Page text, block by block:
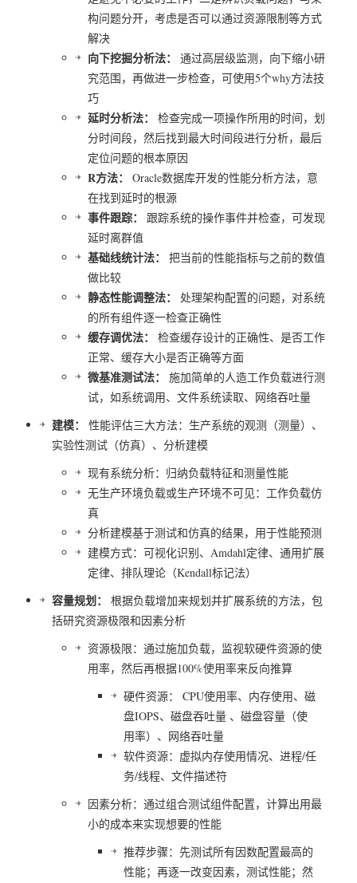
构问题分开，考虑是否可以通过资源限制等方式
解决
向下挖掘分析法：
通过高层级监测，向下缩小研
究范围，再做进一步检查，可使用5个why方法技
巧
延时分析法：
检查完成一项操作所用的时间，划
分时间段，然后找到最大时间段进行分析，最后
定位问题的根本原因
R方法：
Oracle数据库开发的性能分析方法，意
在找到延时的根源
事件跟踪：
跟踪系统的操作事件并检查，可发现
延时离群值
基础线统计法：
把当前的性能指标与之前的数值
做比较
静态性能调整法：
处理架构配置的问题，对系统
的所有组件逐一检查正确性
缓存调优法：
检查缓存设计的正确性、是否工作
正常、缓存大小是否正确等方面
微基准测试法：
施加简单的人造工作负载进行测
试，如系统调用、文件系统读取、网络吞吐量
建模：
性能评估三大方法：生产系统的观测（测量）、
实验性测试（仿真）、分析建模
现有系统分析：归纳负载特征和测量性能
无生产环境负载或生产环境不可见：工作负载仿
真
分析建模基于测试和仿真的结果，用于性能预测
建模方式：可视化识别、Amdahl定律、通用扩展
定律、排队理论（Kendall标记法）
容量规划：
根据负载增加来规划并扩展系统的方法，包
括研究资源极限和因素分析
资源极限：通过施加负载，监视软硬件资源的使
用率，然后再根据100%使用率来反向推算
硬件资源： CPU使用率、内存使用、磁
盘IOPS、磁盘吞吐量 、磁盘容量（使
用率）、网络吞吐量
软件资源：虚拟内存使用情况、进程/任
务/线程、文件描述符
因素分析：通过组合测试组件配置，计算出用最
小的成本来实现想要的性能
推荐步骤：先测试所有因数配置最高的
性能；再逐一改变因素，测试性能；然